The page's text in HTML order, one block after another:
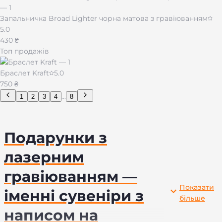
Запальничка Broad Lighter чорна матова з гравіюванням
5.0
430 ₴
Топ продажів
Браслет Kraft
5.0
750 ₴
1 2 3 4 ... 8
Подарунки з
лазерним
гравіюванням —
іменні сувеніри з
написом на
Показати
більше